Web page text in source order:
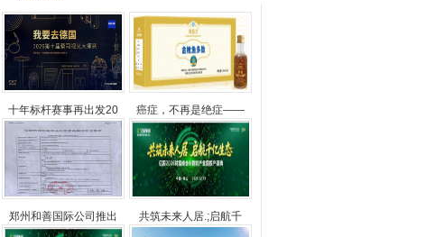
十年标杆赛事再出发20 癌症，不再是绝症——
郑州和善国际公司推出 共筑未来人居.;启航千